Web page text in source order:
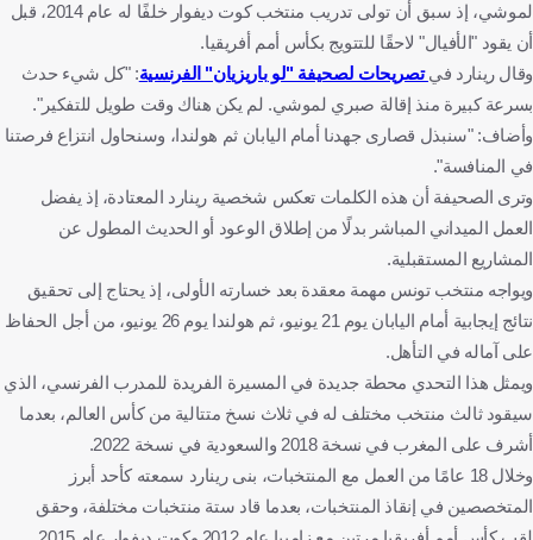
لموشي، إذ سبق أن تولى تدريب منتخب كوت ديفوار خلفًا له عام 2014، قبل
أن يقود "الأفيال" لاحقًا للتتويج بكأس أمم أفريقيا.
وقال رينارد فيتصريحات لصحيفة "لو باريزيان" الفرنسية: "كل شيء حدث
بسرعة كبيرة منذ إقالة صبري لموشي. لم يكن هناك وقت طويل للتفكير".
وأضاف: "سنبذل قصارى جهدنا أمام اليابان ثم هولندا، وسنحاول انتزاع فرصتنا
في المنافسة".
وترى الصحيفة أن هذه الكلمات تعكس شخصية رينارد المعتادة، إذ يفضل
العمل الميداني المباشر بدلًا من إطلاق الوعود أو الحديث المطول عن
المشاريع المستقبلية.
ويواجه منتخب تونس مهمة معقدة بعد خسارته الأولى، إذ يحتاج إلى تحقيق
نتائج إيجابية أمام اليابان يوم 21 يونيو، ثم هولندا يوم 26 يونيو، من أجل الحفاظ
على آماله في التأهل.
ويمثل هذا التحدي محطة جديدة في المسيرة الفريدة للمدرب الفرنسي، الذي
سيقود ثالث منتخب مختلف له في ثلاث نسخ متتالية من كأس العالم، بعدما
أشرف على المغرب في نسخة 2018 والسعودية في نسخة 2022.
وخلال 18 عامًا من العمل مع المنتخبات، بنى رينارد سمعته كأحد أبرز
المتخصصين في إنقاذ المنتخبات، بعدما قاد ستة منتخبات مختلفة، وحقق